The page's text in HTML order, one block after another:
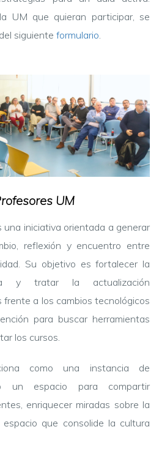
UM que quieran participar, se
siguiente formulario.
UM
una iniciativa orientada a generar
reflexión y encuentro entre
Su objetivo es fortalecer la
y tratar la actualización
a los cambios tecnológicos
para buscar herramientas
los cursos.
como una instancia de
un espacio para compartir
enriquecer miradas sobre la
que consolide la cultura